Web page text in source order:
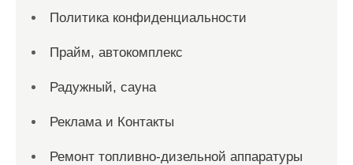
Политика конфиденциальности
Прайм, автокомплекс
Радужный, сауна
Реклама и Контакты
Ремонт топливно-дизельной аппаратуры